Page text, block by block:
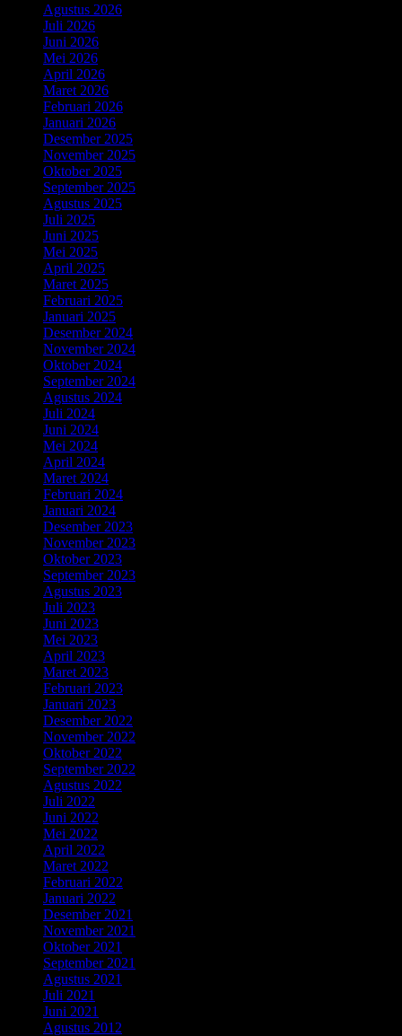
Agustus 2026
Juli 2026
Juni 2026
Mei 2026
April 2026
Maret 2026
Februari 2026
Januari 2026
Desember 2025
November 2025
Oktober 2025
September 2025
Agustus 2025
Juli 2025
Juni 2025
Mei 2025
April 2025
Maret 2025
Februari 2025
Januari 2025
Desember 2024
November 2024
Oktober 2024
September 2024
Agustus 2024
Juli 2024
Juni 2024
Mei 2024
April 2024
Maret 2024
Februari 2024
Januari 2024
Desember 2023
November 2023
Oktober 2023
September 2023
Agustus 2023
Juli 2023
Juni 2023
Mei 2023
April 2023
Maret 2023
Februari 2023
Januari 2023
Desember 2022
November 2022
Oktober 2022
September 2022
Agustus 2022
Juli 2022
Juni 2022
Mei 2022
April 2022
Maret 2022
Februari 2022
Januari 2022
Desember 2021
November 2021
Oktober 2021
September 2021
Agustus 2021
Juli 2021
Juni 2021
Agustus 2012